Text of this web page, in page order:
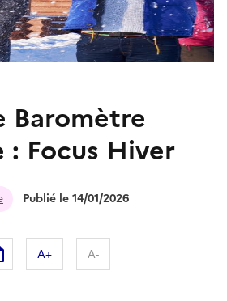
Baromètre
: Focus Hiver
Publié le 14/01/2026
A+ A-